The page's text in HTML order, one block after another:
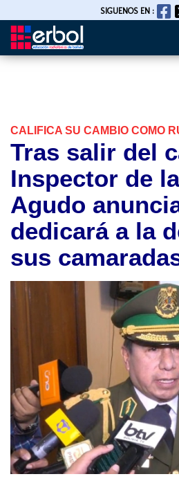
Pasar
SIGUENOS EN :
CALIFICA SU CAMBIO COMO
Tras salir del
Inspector de
Agudo
dedicará a la
sus